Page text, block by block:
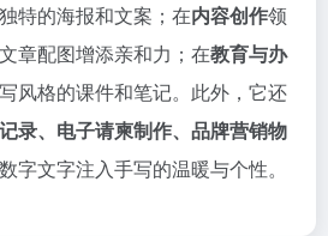
特的海报和文案；在内容创作领
章配图增添亲和力；在教育与办
风格的课件和笔记。此外，它还
录、电子请柬制作、品牌营销物
字文字注入手写的温暖与个性。